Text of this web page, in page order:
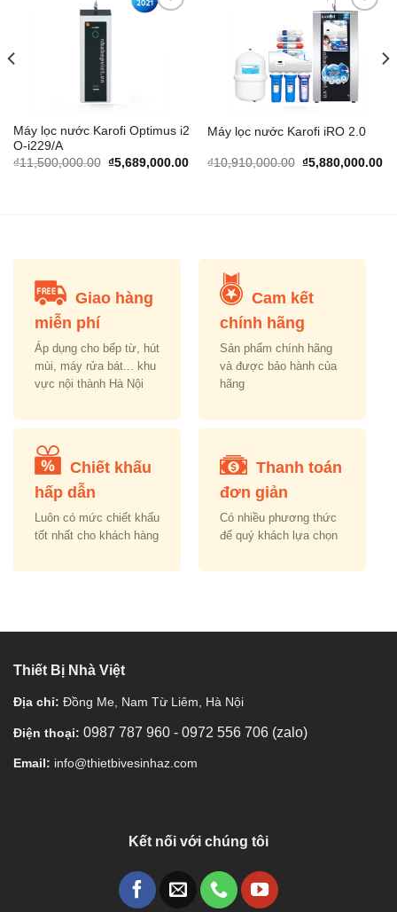
Máy lọc nước Karofi Optimus i2
O-i229/A
₫11,500,000.00 Original
₫5,689,000.00Current
Add to
Wishlist
Máy lọc nước Karofi iRO 2.0
₫10,910,000.00 Original
₫5,880,000.00
Giao hàng
miễn phí
Áp dụng cho bếp từ, hút
mùi, máy rửa bát... khu
vực nội thành Hà Nội
Cam kết
chính hãng
Sản phẩm chính hãng
và được bảo hành của
hãng
Chiết khấu
hấp dẫn
Luôn có mức chiết khấu
tốt nhất cho khách hàng
Thanh toán
đơn giản
Có nhiều phương thức
để quý khách lựa chọn
Thiết Bị Nhà Việt
Địa chỉ: Đồng Me, Nam Từ Liêm, Hà Nội
Điện thoại: 0987 787 960 - 0972 556 706 (zalo)
Email: info@thietbivesinhaz.com
Kết nối với chúng tôi